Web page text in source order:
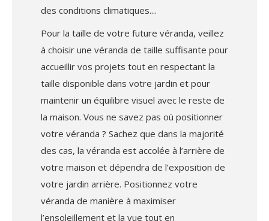
des conditions climatiques.
Pour la taille de votre future véranda, veillez
à choisir une véranda de taille suffisante pour
accueillir vos projets tout en respectant la
taille disponible dans votre jardin et pour
maintenir un équilibre visuel avec le reste de
la maison. Vous ne savez pas où positionner
votre véranda ? Sachez que dans la majorité
des cas, la véranda est accolée à l’arrière de
votre maison et dépendra de l’exposition de
votre jardin arrière. Positionnez votre
véranda de manière à maximiser
l’ensoleillement et la vue tout en